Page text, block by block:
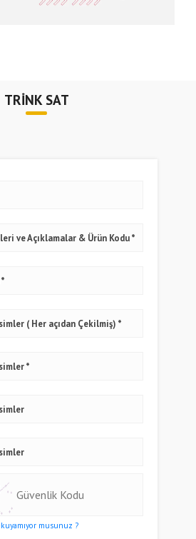
TRİNK SAT
ve Açıklamalar & Ürün Kodu
( Her açıdan Çekilmiş)
musunuz ?